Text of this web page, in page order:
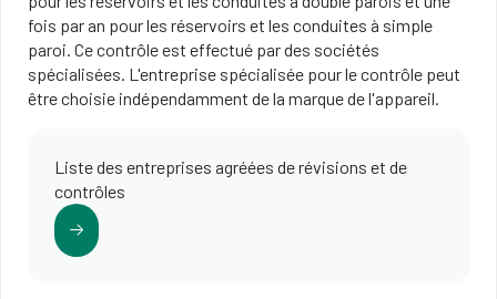
fois par an pour les réservoirs et les conduites à simple
paroi. Ce contrôle est effectué par des sociétés
spécialisées. L'entreprise spécialisée pour le contrôle peut
être choisie indépendamment de la marque de l'appareil.
Liste des entreprises agréées de révisions et de
contrôles